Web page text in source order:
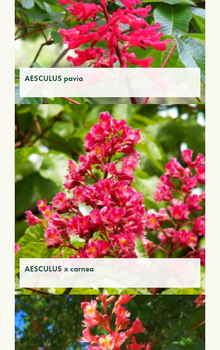
AESCULUS pavia
AESCULUS x carnea